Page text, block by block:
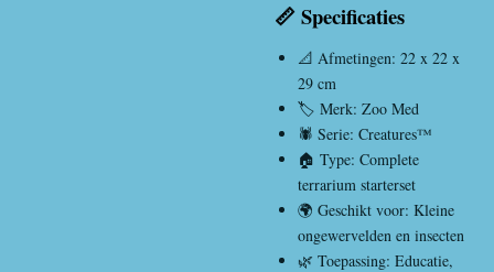
📏 Specificaties
📐 Afmetingen: 22 x 22 x
29 cm
🏷️ Merk: Zoo Med
🕷️ Serie: Creatures™
🏠 Type: Complete
terrarium starterset
🌍 Geschikt voor: Kleine
ongewervelden en insecten
🌿 Toepassing: Educatie,